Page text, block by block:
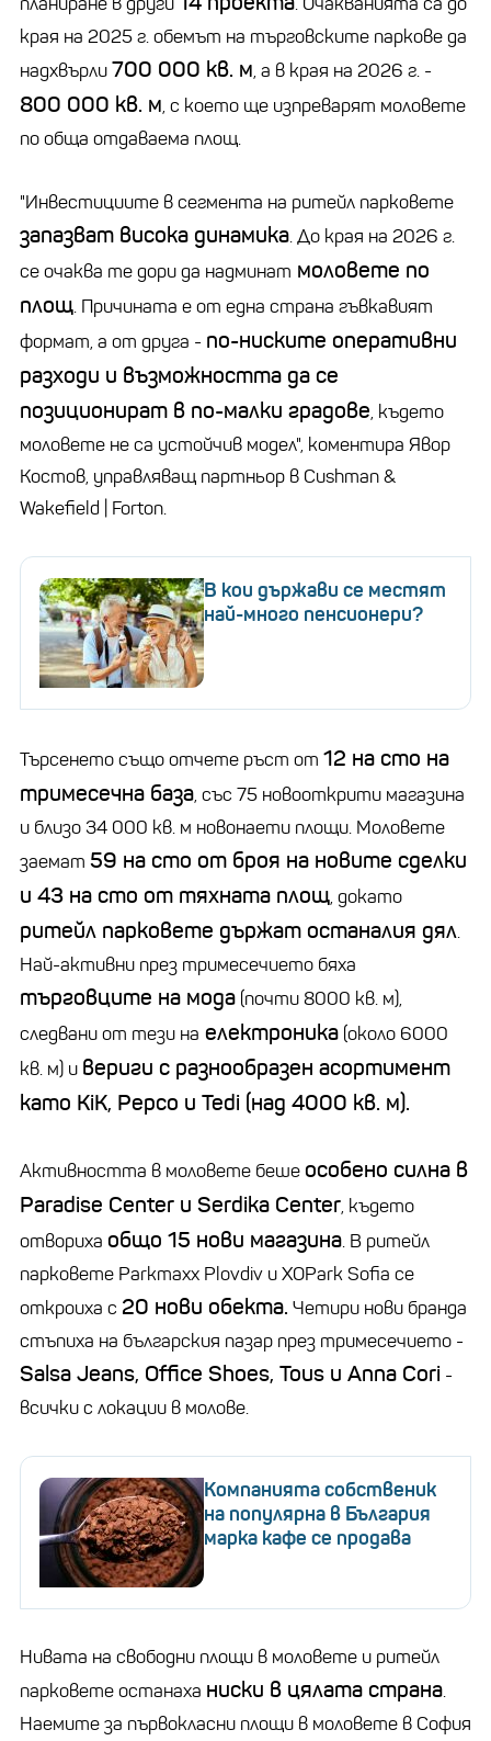
края на 2025 г. обемът на търговските паркове да
надхвърли700 000 кв. м, а в края на 2026 г. -
800 000 кв. м, с което ще изпреварят моловете
по обща отдаваема площ.
"Инвестициите в сегмента на ритейл парковете
запазват висока динамика. До края на 2026 г.
се очаква те дори да надминат моловете по
площ. Причината е от една страна гъвкавият
формат, а от друга - по-ниските оперативни
разходи и възможността да се
позиционират в по-малки градове, където
моловете не са устойчив модел", коментира Явор
Костов, управляващ партньор в Cushman &
Wakefield | Forton.
В кои държави се местят
най-много пенсионери?
Търсенето също отчете ръст от 12 на сто на
тримесечна база, със 75 новооткрити магазина
и близо 34 000 кв. м новонаети площи. Моловете
заемат 59 на сто от броя на новите сделки
и 43 на сто от тяхната площ, докато
ритейл парковете държат останалия дял.
Най-активни през тримесечието бяха
търговците на мода (почти 8000 кв. м),
следвани от тези на електроника (около 6000
кв. м) и вериги с разнообразен асортимент
като KiK, Pepco и Tedi (над 4000 кв. м).
Активността в моловете беше особено силна в
Paradise Center и Serdika Center, където
отвориха общо 15 нови магазина. В ритейл
парковете Parkmaxx Plovdiv и XOPark Sofia се
откроиха с 20 нови обекта. Четири нови бранда
стъпиха на българския пазар през тримесечието -
Salsa Jeans, Office Shoes, Tous и Anna Cori -
всички с локации в молове.
Компанията собственик
на популярна в България
марка кафе се продава
Нивата на свободни площи в моловете и ритейл
парковете останаха ниски в цялата страна.
Наемите за първокласни площи в моловете в София